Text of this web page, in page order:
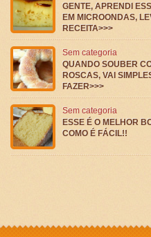
GENTE, APRENDI
EM MICROONDAS,
RECEITA>>>
Sem categoria
QUANDO SOUBER
ROSCAS, VAI
FAZER>>>
Sem categoria
ESSE É O MELHOR
COMO É FÁCIL!!